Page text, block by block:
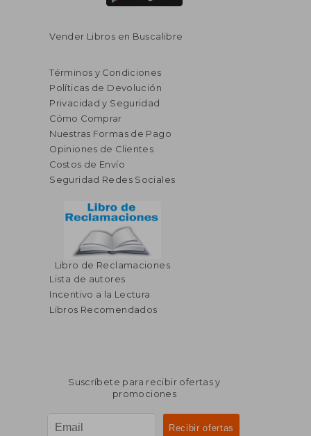
Vender Libros en Buscalibre
Términos y Condiciones
Políticas de Devolución
Privacidad y Seguridad
Cómo Comprar
Nuestras Formas de Pago
Opiniones de Clientes
Costos de Envío
Seguridad Redes Sociales
Libro de Reclamaciones
Lista de autores
Incentivo a la Lectura
Libros Recomendados
Suscríbete para recibir ofertas y
promociones